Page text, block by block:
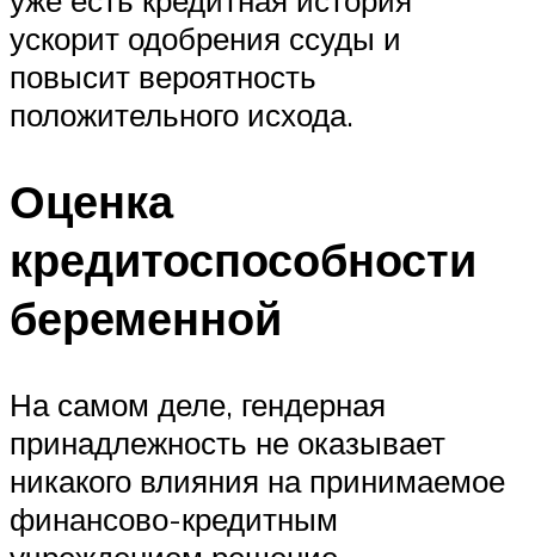
ускорит одобрения ссуды и
повысит вероятность
положительного исхода.
Оценка
кредитоспособности
беременной
На самом деле, гендерная
принадлежность не оказывает
никакого влияния на принимаемое
финансово-кредитным